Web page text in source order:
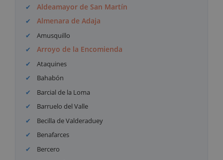
Aldeamayor de San Martín
Almenara de Adaja
Amusquillo
Arroyo de la Encomienda
Ataquines
Bahabón
Barcial de la Loma
Barruelo del Valle
Becilla de Valderaduey
Benafarces
Bercero